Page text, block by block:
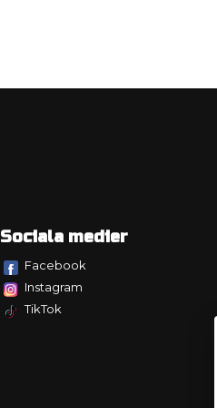
Sociala medier
Facebook
Instagram
TikTok